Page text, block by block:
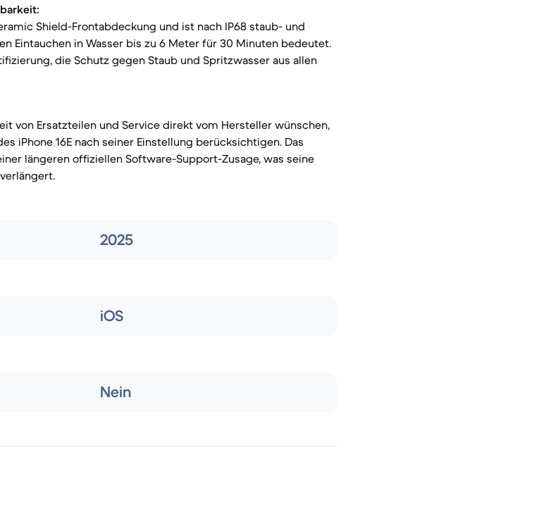
Shield-Frontabdeckung und ist nach IP68 staub- und
Eintauchen in Wasser bis zu 6 Meter für 30 Minuten bedeutet.
die Schutz gegen Staub und Spritzwasser aus allen
von Ersatzteilen und Service direkt vom Hersteller wünschen,
iPhone 16E nach seiner Einstellung berücksichtigen. Das
längeren offiziellen Software-Support-Zusage, was seine
2025
iOS
Nein